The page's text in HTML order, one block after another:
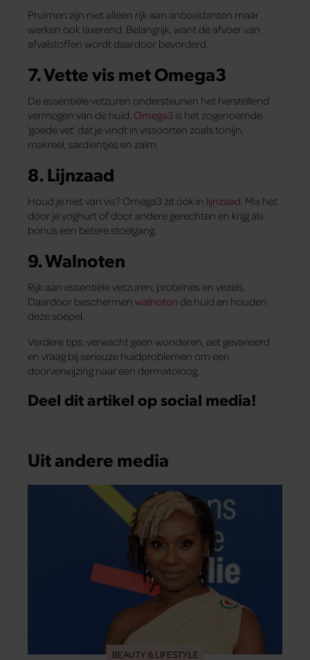
Pruimen zijn niet alleen rijk aan antioxidanten maar
werken ook laxerend. Belangrijk, want de afvoer van
afvalstoffen wordt daardoor bevorderd.
7. Vette vis met Omega3
De essentiële vetzuren ondersteunen het herstellend
vermogen van de huid. Omega3 is het zogenoemde
‘goede vet’ dat je vindt in vissoorten zoals tonijn,
makreel, sardientjes en zalm.
8. Lijnzaad
Houd je niet van vis? Omega3 zit ook in lijnzaad. Mix het
door je yoghurt of door andere gerechten en krijg als
bonus een betere stoelgang.
9. Walnoten
Rijk aan essentiële vetzuren, proteïnes en vezels.
Daardoor beschermen walnoten de huid en houden
deze soepel.
Verdere tips: verwacht geen wonderen, eet gevarieerd
en vraag bij serieuze huidproblemen om een
doorverwijzing naar een dermatoloog.
Deel dit artikel op social media!
Uit andere media
BEAUTY & LIFESTYLE